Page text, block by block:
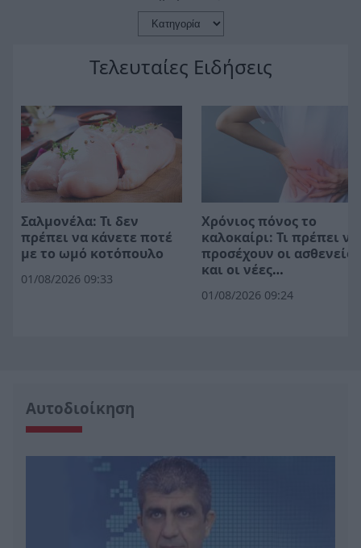
Τελευταίες Ειδήσεις
Σαλμονέλα: Τι δεν
πρέπει να κάνετε ποτέ
με το ωμό κοτόπουλο
01/08/2026 09:33
Χρόνιος πόνος το
καλοκαίρι: Τι πρέπει να
προσέχουν οι ασθενείς
και οι νέες
01/08/2026 09:24
Αυτοδιοίκηση